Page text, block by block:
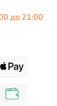
до 21:00